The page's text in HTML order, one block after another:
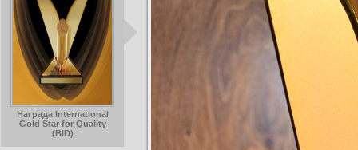
Награда International
Gold Star for Quality
(BID)